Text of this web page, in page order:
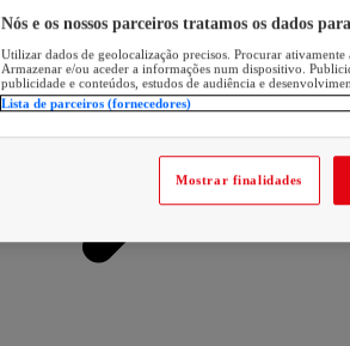
Nós e os nossos parceiros tratamos os dados
Utilizar dados de geolocalização precisos. Procurar
Armazenar e/ou aceder a informações num dispositivo.
publicidade e conteúdos, estudos de audiência e
Lista de parceiros (fornecedores)
Mostrar finalidades